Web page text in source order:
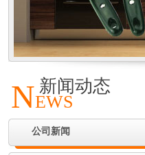
新闻动态
NEWS
公司新闻